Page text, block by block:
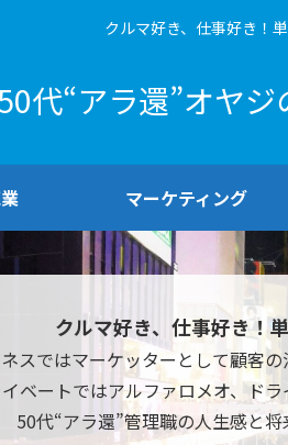
クルマ好き、仕事好き！
代“アラ還”オヤ
マーケティング
クルマ好き、仕事好き！
スではマーケッターとして顧客
ベートではアルファロメオ、ド
50代“アラ還”管理職の人生感と